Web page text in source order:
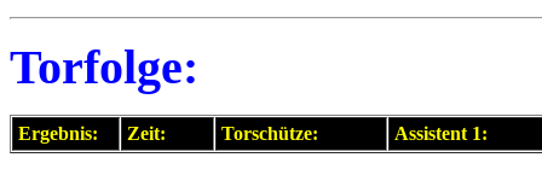
Torfolge:
Ergebnis: Zeit: Torschütze: Assistent 1: